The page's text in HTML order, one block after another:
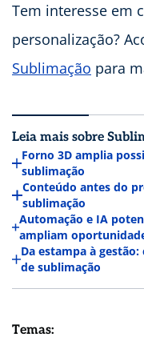
Tem interesse em
personalização?
Sublimação para
Leia mais sobre
Forno 3D amplia
sublimação
Conteúdo antes do
sublimação
Automação e IA
ampliam
Da estampa à
de sublimação
Temas: